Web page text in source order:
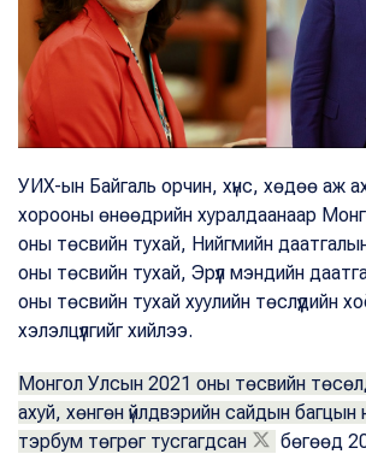
УИХ-ын Байгаль орчин, хүнс, хөдөө аж
хорооны өнөөдрийн хуралдаанаар
оны төсвийн тухай, Нийгмийн
оны төсвийн тухай, Эрүүл мэндийн
оны төсвийн тухай хуулийн төслүүдийн
хэлэлцүүлгийг хийлээ.
Монгол Улсын 2021 оны төсвийн
ахуй, хөнгөн үйлдвэрийн сайдын
тэрбум төгрөг тусгагдсан
бөгөөд